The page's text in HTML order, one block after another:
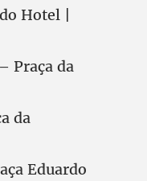
Hotel |
Praça da
da
Eduardo